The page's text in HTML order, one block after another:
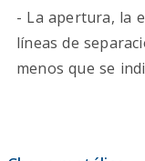
- La apertura, la
líneas de
menos que se